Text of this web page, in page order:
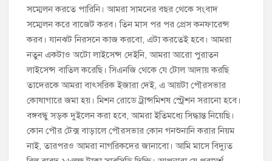
সম্মেলন করতে পারিনি। আমরা সামনের বছর থেকে সংবাদ
সম্মেলন করে বাজেট করব। তিন মাস পর পর প্রেস কনফারেন্স
করব। যানঝট নিরসনে কাজ করবো, এটা করতেই হবে। আমরা
নতুন একটাও অটো লাইসেন্স দেইনি, আমরা আরো পুরাতন
লাইসেন্স বাতিল করেছি। সিএনজি থেকে যে টোল আদায় করছি
তাদেরকে আমরা বাৎসরিক ইজারা দেই, এ আয়টা পৌরসভার
কোষাগারে জমা হয়। মিশন রোডে ট্রান্সমিশষ স্ট্রেশন সরানো হবে।
বঙ্গবন্ধু সড়ক দুইলেন করা হবে, আমরা ইতিমধ্যে সিদ্ধান্ত নিয়েছি।
কোন পৌর টেক্স বাড়ালে পৌরসভার কোন গনশুনানি করার নিয়ম
নাই, তারপরও আমরা নাগরিকদের জানাবো। আমি মাসে বিদ্যুত